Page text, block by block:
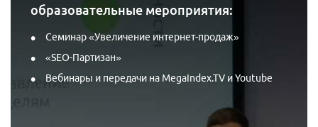
образовательные мероприятия:
Семинар «Увеличение интернет-продаж»
«SEO-Партизан»
Вебинары и передачи на MegaIndex.TV и Youtube